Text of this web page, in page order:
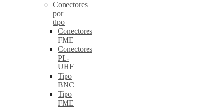
Conectores
por
tipo
Conectores
FME
Conectores
PL-
UHF
Tipo
BNC
Tipo
FME